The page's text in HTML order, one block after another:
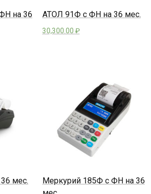
на 36
АТОЛ 91Ф с ФН на 36 мес.
30,300.00 ₽
мес.
Меркурий 185Ф с ФН на 36